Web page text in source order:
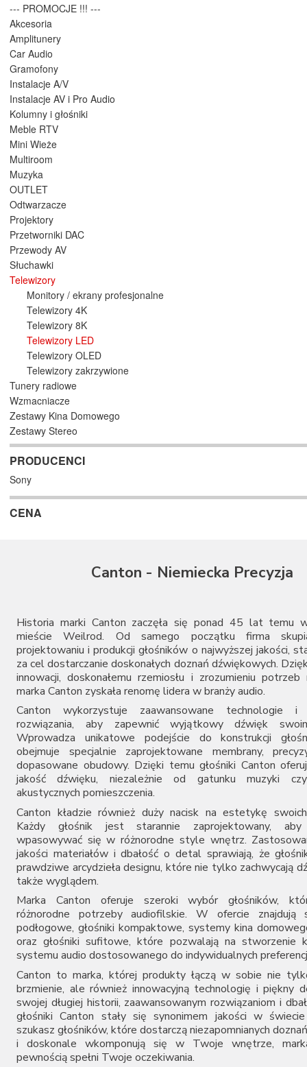
--- PROMOCJE !!! ---
Akcesoria
Amplitunery
Car Audio
Gramofony
Instalacje A/V
Instalacje AV i Pro Audio
Kolumny i głośniki
Meble RTV
Mini Wieże
Multiroom
Muzyka
OUTLET
Odtwarzacze
Projektory
Przetworniki DAC
Przewody AV
Słuchawki
Telewizory
Monitory / ekrany profesjonalne
Telewizory 4K
Telewizory 8K
Telewizory LED
Telewizory OLED
Telewizory zakrzywione
Tunery radiowe
Wzmacniacze
Zestawy Kina Domowego
Zestawy Stereo
PRODUCENCI
Sony
CENA
Canton - Niemiecka Precyzja
Historia marki Canton zaczęła się ponad 45 lat temu
mieście Weilrod. Od samego początku firma
projektowaniu i produkcji głośników o najwyższej jakości,
za cel dostarczanie doskonałych doznań dźwiękowych.
innowacji, doskonałemu rzemiosłu i zrozumieniu potrzeb
marka Canton zyskała renomę lidera w branży audio.
Canton wykorzystuje zaawansowane technologie i
rozwiązania, aby zapewnić wyjątkowy dźwięk
Wprowadza unikatowe podejście do konstrukcji
obejmuje specjalnie zaprojektowane membrany,
dopasowane obudowy. Dzięki temu głośniki Canton
jakość dźwięku, niezależnie od gatunku muzyki
akustycznych pomieszczenia.
Canton kładzie również duży nacisk na estetykę
Każdy głośnik jest starannie zaprojektowany, aby
wpasowywać się w różnorodne style wnętrz.
jakości materiałów i dbałość o detal sprawiają, że
prawdziwe arcydzieła designu, które nie tylko zachwycają
także wyglądem.
Marka Canton oferuje szeroki wybór głośników,
różnorodne potrzeby audiofilskie. W ofercie znajdują
podłogowe, głośniki kompaktowe, systemy kina
oraz głośniki sufitowe, które pozwalają na stworzenie
systemu audio dostosowanego do indywidualnych
Canton to marka, której produkty łączą w sobie nie
brzmienie, ale również innowacyjną technologię i piękny
swojej długiej historii, zaawansowanym rozwiązaniom i
głośniki Canton stały się synonimem jakości w
szukasz głośników, które dostarczą niezapomnianych
i doskonale wkomponują się w Twoje wnętrze,
pewnością spełni Twoje oczekiwania.